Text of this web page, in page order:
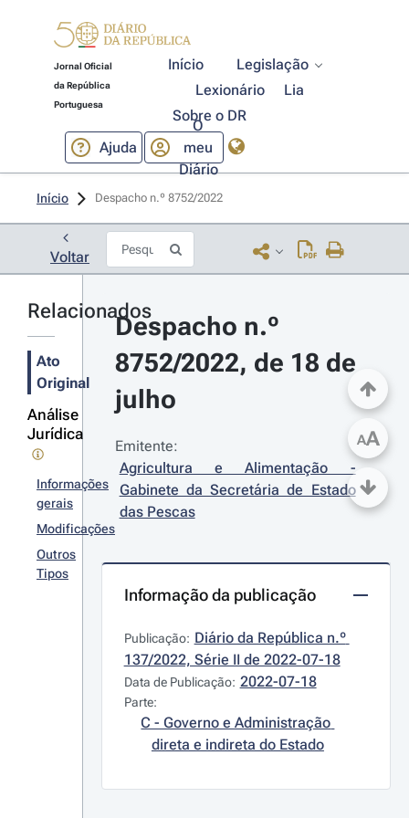
Jornal Oficial
da República
Portuguesa
Início
Legislação
Lexionário
Lia
Sobre o DR
Ajuda
O
meu
Diário
Início Despacho n.º 8752/2022
Voltar
Relacionados
Ato
Original
Análise
Jurídica
Informações
gerais
Modificações
Outros
Tipos
Despacho n.º
8752/2022, de 18 de
julho
Emitente:
Agricultura e Alimentação -
Gabinete da Secretária de Estado
das Pescas
Informação da publicação
Publicação: Diário da República n.º
137/2022, Série II de 2022-07-18
Data de Publicação: 2022-07-18
Parte:
C - Governo e Administração
direta e indireta do Estado
AA